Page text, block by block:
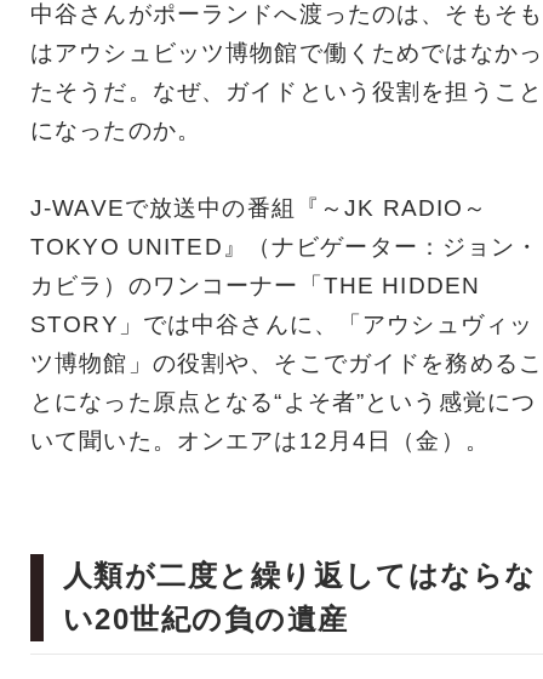
中谷さんがポーランドへ渡ったのは、そもそも
はアウシュビッツ博物館で働くためではなかっ
たそうだ。なぜ、ガイドという役割を担うこと
になったのか。
J-WAVEで放送中の番組『～JK RADIO～
TOKYO UNITED』（ナビゲーター：ジョン・
カビラ）のワンコーナー「THE HIDDEN
STORY」では中谷さんに、「アウシュヴィッ
ツ博物館」の役割や、そこでガイドを務めるこ
とになった原点となる“よそ者”という感覚につ
いて聞いた。オンエアは12月4日（金）。
人類が二度と繰り返してはならな
い20世紀の負の遺産